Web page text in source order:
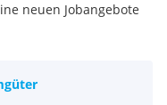
neuen Jobangebote